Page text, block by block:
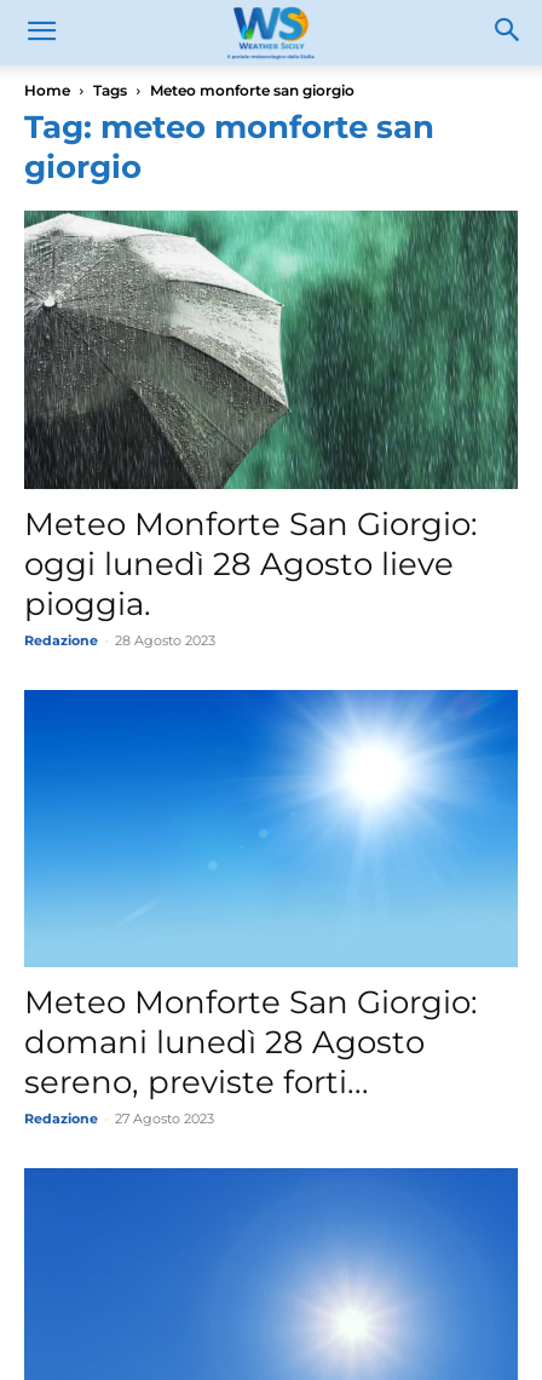
Home Tags Meteo monforte san giorgio
Tag: meteo monforte san
giorgio
Meteo Monforte San Giorgio:
oggi lunedì 28 Agosto lieve
pioggia.
Redazione 28 Agosto 2023
Meteo Monforte San Giorgio:
domani lunedì 28 Agosto
sereno, previste forti...
Redazione 27 Agosto 2023